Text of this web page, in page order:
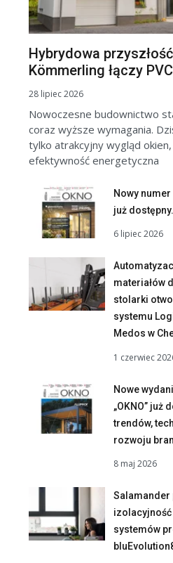
Hybrydowa
Kömmerling łączy
28 lipiec 2026
Nowoczesne budownictwo
coraz wyższe wymagania.
tylko atrakcyjny wygląd
efektywność energetyczna
Nowy numer
już dostępny.
6 lipiec 2026
materiałów
stolarki
systemu
Medos w
1 czerwiec
Nowe
„OKNO” już
trendów,
rozwoju
8 maj 2026
Salamander
izolacyjność
systemów